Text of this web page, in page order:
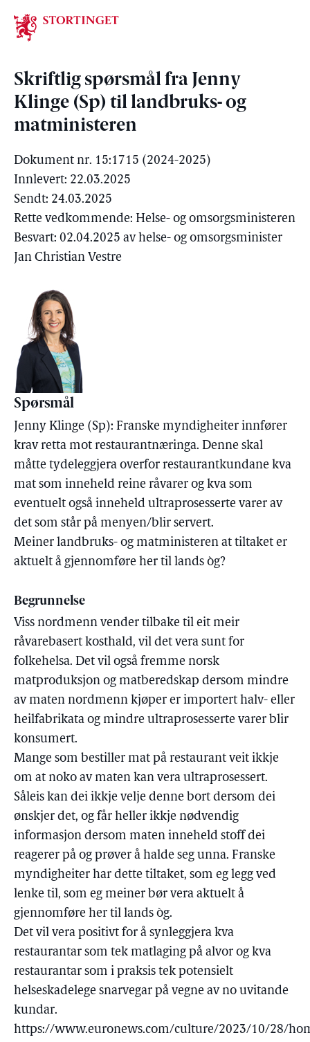
Stortinget.no
Skriftlig spørsmål fra Jenny
Klinge (Sp) til landbruks- og
matministeren
Dokument nr. 15:1715 (2024-2025)
Innlevert: 22.03.2025
Sendt: 24.03.2025
Rette vedkommende: Helse- og omsorgsministeren
Besvart: 02.04.2025 av helse- og omsorgsminister
Jan Christian Vestre
Spørsmål
Jenny Klinge (Sp): Franske myndigheiter innfører
krav retta mot restaurantnæringa. Denne skal
måtte tydeleggjera overfor restaurantkundane kva
mat som inneheld reine råvarer og kva som
eventuelt også inneheld ultraprosesserte varer av
det som står på menyen/blir servert.
Meiner landbruks- og matministeren at tiltaket er
aktuelt å gjennomføre her til lands òg?
Begrunnelse
Viss nordmenn vender tilbake til eit meir
råvarebasert kosthald, vil det vera sunt for
folkehelsa. Det vil også fremme norsk
matproduksjon og matberedskap dersom mindre
av maten nordmenn kjøper er importert halv- eller
heilfabrikata og mindre ultraprosesserte varer blir
konsumert.
Mange som bestiller mat på restaurant veit ikkje
om at noko av maten kan vera ultraprosessert.
Såleis kan dei ikkje velje denne bort dersom dei
ønskjer det, og får heller ikkje nødvendig
informasjon dersom maten inneheld stoff dei
reagerer på og prøver å halde seg unna. Franske
myndigheiter har dette tiltaket, som eg legg ved
lenke til, som eg meiner bør vera aktuelt å
gjennomføre her til lands òg.
Det vil vera positivt for å synleggjera kva
restaurantar som tek matlaging på alvor og kva
restaurantar som i praksis tek potensielt
helseskadelege snarvegar på vegne av no uvitande
kundar.
https://www.euronews.com/culture/2023/10/28/